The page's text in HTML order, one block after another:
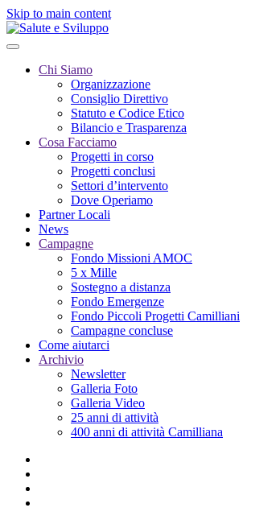
Skip to main content
Chi Siamo
Organizzazione
Consiglio Direttivo
Statuto e Codice Etico
Bilancio e Trasparenza
Cosa Facciamo
Progetti in corso
Progetti conclusi
Settori d’intervento
Dove Operiamo
Partner Locali
News
Campagne
Fondo Missioni AMOC
5 x Mille
Sostegno a distanza
Fondo Emergenze
Fondo Piccoli Progetti Camilliani
Campagne concluse
Come aiutarci
Archivio
Newsletter
Galleria Foto
Galleria Video
25 anni di attività
400 anni di attività Camilliana